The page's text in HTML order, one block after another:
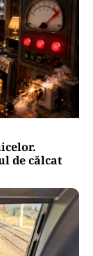
de călcat